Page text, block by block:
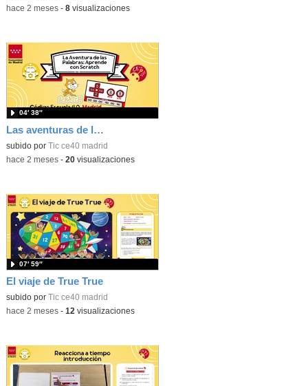
-hace 2 meses- 8visualizaciones
Las aventuras de la palabras. Aprende con Scratch
subido por Tic ce40 madrid
04′ 38″
-hace 2 meses- 20visualizaciones
El viaje de True True
subido por Tic ce40 madrid
07′ 59″
-hace 2 meses- 12 visualizaciones